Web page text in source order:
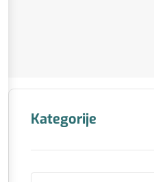
Kategorije